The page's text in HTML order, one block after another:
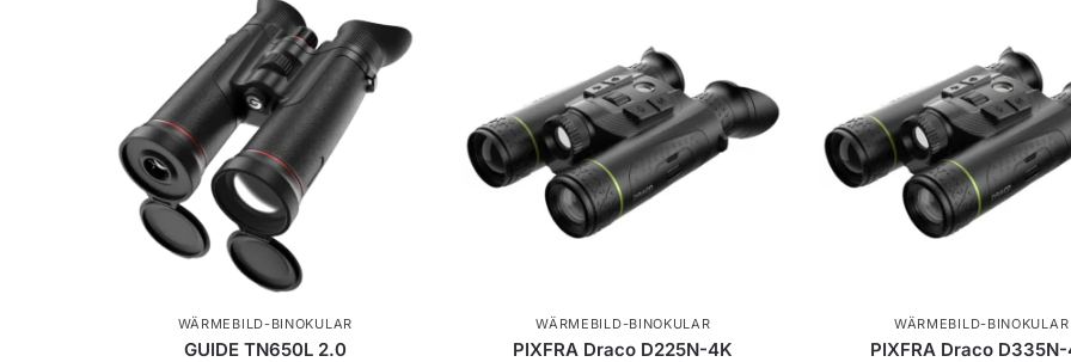
WÄRMEBILD-BINOKULAR
GUIDE TN650L 2.0
WÄRMEBILD-BINOKULAR
PIXFRA Draco D225N-4K
WÄRMEBILD-BINOKULAR
PIXFRA Draco